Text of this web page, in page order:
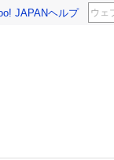
JAPANヘルプ